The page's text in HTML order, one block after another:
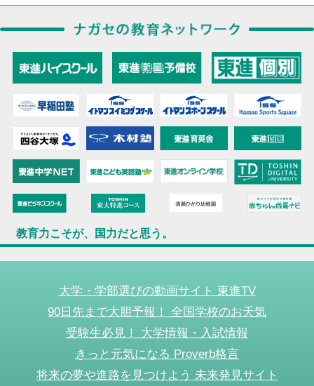
教育力こそが、国力だと思う。
大学・学部選びの動画サイト 東進TV
90日先まで大胆予報！ 全国学校のお天気
受験生必見！ 大学情報・入試情報
きっと元気になる Proverb格言
将来の夢や進路を見つけよう 未来発見サイト